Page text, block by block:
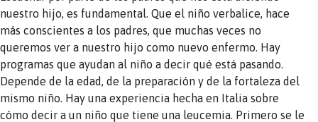
nuestro hijo, es fundamental. Que el niño verbalice, hace
más conscientes a los padres, que muchas veces no
queremos ver a nuestro hijo como nuevo enfermo. Hay
programas que ayudan al niño a decir qué está pasando.
Depende de la edad, de la preparación y de la fortaleza del
mismo niño. Hay una experiencia hecha en Italia sobre
cómo decir a un niño que tiene una leucemia. Primero se le